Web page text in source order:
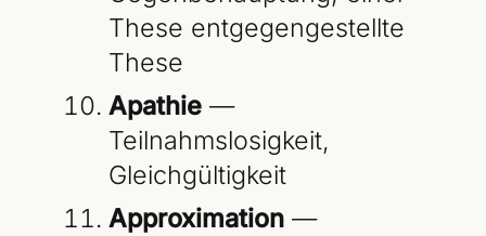
These entgegengestellte
These
Apathie—
Teilnahmslosigkeit,
Gleichgültigkeit
Approximation—